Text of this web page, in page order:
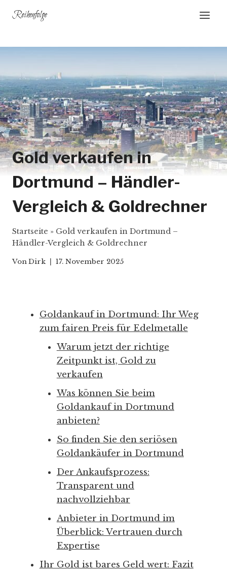
Inhalt
Reihenfolge
Gold verkaufen in
Dortmund – Händler-
Vergleich & Goldrechner
Startseite » Gold verkaufen in Dortmund –
Händler-Vergleich & Goldrechner
VonDirk 17. November 2025
Goldankauf in Dortmund: Ihr Weg
zum fairen Preis für Edelmetalle
Warum jetzt der richtige
Zeitpunkt ist, Gold zu
verkaufen
Was können Sie beim
Goldankauf in Dortmund
anbieten?
So finden Sie den seriösen
Goldankäufer in Dortmund
Der Ankaufsprozess:
Transparent und
nachvollziehbar
Anbieter in Dortmund im
Überblick: Vertrauen durch
Expertise
Ihr Gold ist bares Geld wert: Fazit